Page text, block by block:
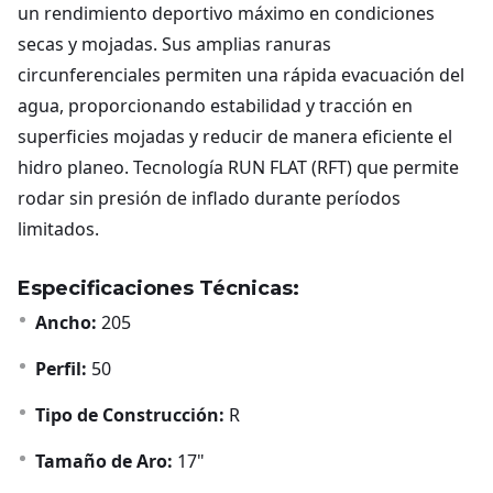
un rendimiento deportivo máximo en condiciones
secas y mojadas. Sus amplias ranuras
circunferenciales permiten una rápida evacuación del
agua, proporcionando estabilidad y tracción en
superficies mojadas y reducir de manera eficiente el
hidro planeo. Tecnología RUN FLAT (RFT) que permite
rodar sin presión de inflado durante períodos
limitados.
Especificaciones Técnicas:
Ancho: 205
Perfil: 50
Tipo de Construcción: R
Tamaño de Aro: 17"